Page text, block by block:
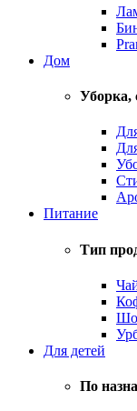
Дом
Уборка,
Питание
Тип
Для детей
По